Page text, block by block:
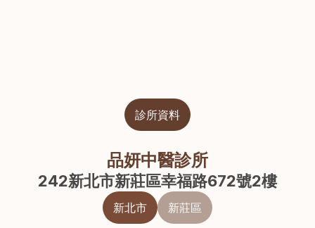
診所資料
品妍中醫診所
242新北市新莊區幸福路672號2樓
新北市 新莊區